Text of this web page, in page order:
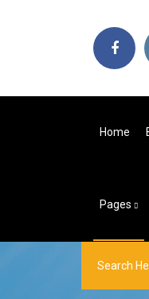
Home
Pages